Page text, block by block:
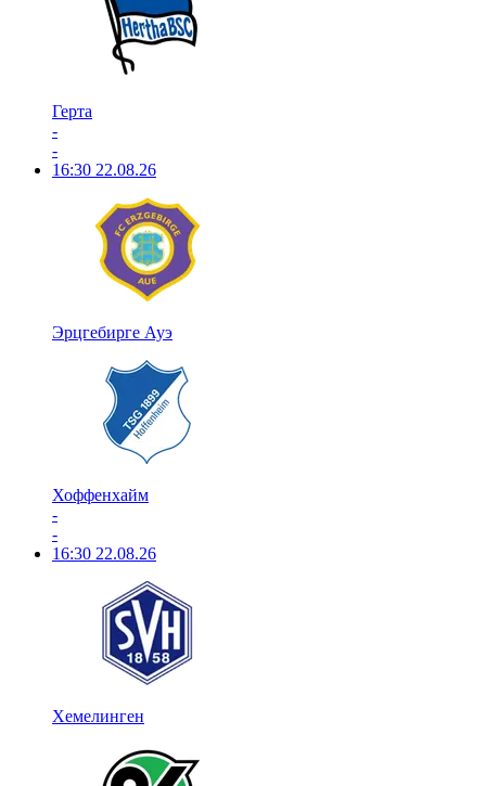
Герта
-
-
16:30 22.08.26
Эрцгебирге Ауэ
Хоффенхайм
-
-
16:30 22.08.26
Хемелинген